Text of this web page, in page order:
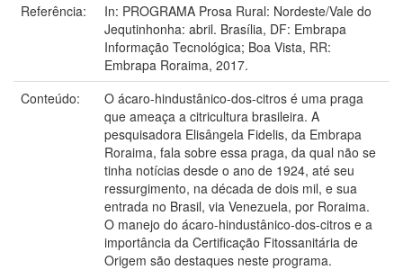
Referência:
In: PROGRAMA Prosa Rural: Nordeste/Vale do
Jequtinhonha: abril. Brasília, DF: Embrapa
Informação Tecnológica; Boa Vista, RR:
Embrapa Roraima, 2017.
Conteúdo:
O ácaro-hindustânico-dos-citros é uma praga
que ameaça a citricultura brasileira. A
pesquisadora Elisângela Fidelis, da Embrapa
Roraima, fala sobre essa praga, da qual não se
tinha notícias desde o ano de 1924, até seu
ressurgimento, na década de dois mil, e sua
entrada no Brasil, via Venezuela, por Roraima.
O manejo do ácaro-hindustânico-dos-citros e a
importância da Certificação Fitossanitária de
Origem são destaques neste programa.